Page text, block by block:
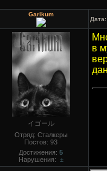
Garikum
イゴール
Отряд: Сталкеры
Постов: 93
Достижения: 5
Нарушения: ±
в